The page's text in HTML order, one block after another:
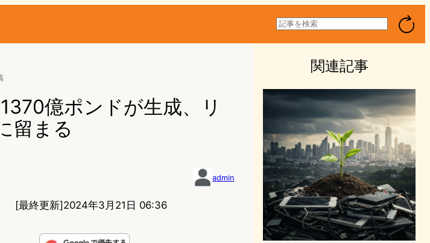
検
索
億ポンドが生成、リ
留まる
admin
[最終更新]2024年3月21日 06:36
関連記事